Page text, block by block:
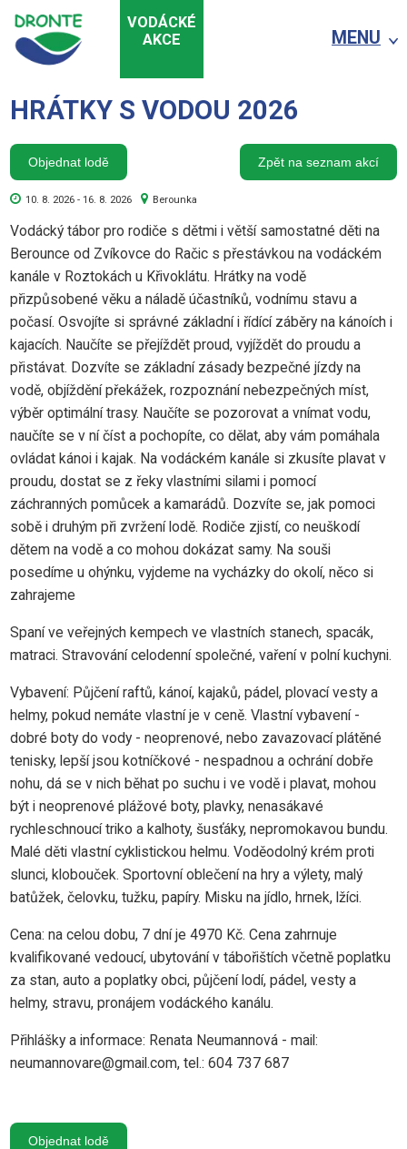
VODÁCKÉ
AKCE
MENU
HRÁTKY S VODOU 2026
Zpět na seznam akcí
Objednat lodě
10. 8. 2026 - 16. 8. 2026 Berounka
Vodácký tábor pro rodiče s dětmi i větší samostatné děti na
Berounce od Zvíkovce do Račic s přestávkou na vodáckém
kanále v Roztokách u Křivoklátu. Hrátky na vodě
přizpůsobené věku a náladě účastníků, vodnímu stavu a
počasí. Osvojíte si správné základní i řídící záběry na kánoích i
kajacích. Naučíte se přejíždět proud, vyjíždět do proudu a
přistávat. Dozvíte se základní zásady bezpečné jízdy na
vodě, objíždění překážek, rozpoznání nebezpečných míst,
výběr optimální trasy. Naučíte se pozorovat a vnímat vodu,
naučíte se v ní číst a pochopíte, co dělat, aby vám pomáhala
ovládat kánoi i kajak. Na vodáckém kanále si zkusíte plavat v
proudu, dostat se z řeky vlastními silami i pomocí
záchranných pomůcek a kamarádů. Dozvíte se, jak pomoci
sobě i druhým při zvržení lodě. Rodiče zjistí, co neuškodí
dětem na vodě a co mohou dokázat samy. Na souši
posedíme u ohýnku, vyjdeme na vycházky do okolí, něco si
zahrajeme
Spaní ve veřejných kempech ve vlastních stanech, spacák,
matraci. Stravování celodenní společné, vaření v polní kuchyni.
Vybavení: Půjčení raftů, kánoí, kajaků, pádel, plovací vesty a
helmy, pokud nemáte vlastní je v ceně. Vlastní vybavení -
dobré boty do vody - neoprenové, nebo zavazovací plátěné
tenisky, lepší jsou kotníčkové - nespadnou a ochrání dobře
nohu, dá se v nich běhat po suchu i ve vodě i plavat, mohou
být i neoprenové plážové boty, plavky, nenasákavé
rychleschnoucí triko a kalhoty, šusťáky, nepromokavou bundu.
Malé děti vlastní cyklistickou helmu. Voděodolný krém proti
slunci, klobouček. Sportovní oblečení na hry a výlety, malý
batůžek, čelovku, tužku, papíry. Misku na jídlo, hrnek, lžíci.
Cena: na celou dobu, 7 dní je 4970 Kč. Cena zahrnuje
kvalifikované vedoucí, ubytování v tábořištích včetně poplatku
za stan, auto a poplatky obci, půjčení lodí, pádel, vesty a
helmy, stravu, pronájem vodáckého kanálu.
Přihlášky a informace: Renata Neumannová - mail:
neumannovare@gmail.com, tel.: 604 737 687
Objednat lodě